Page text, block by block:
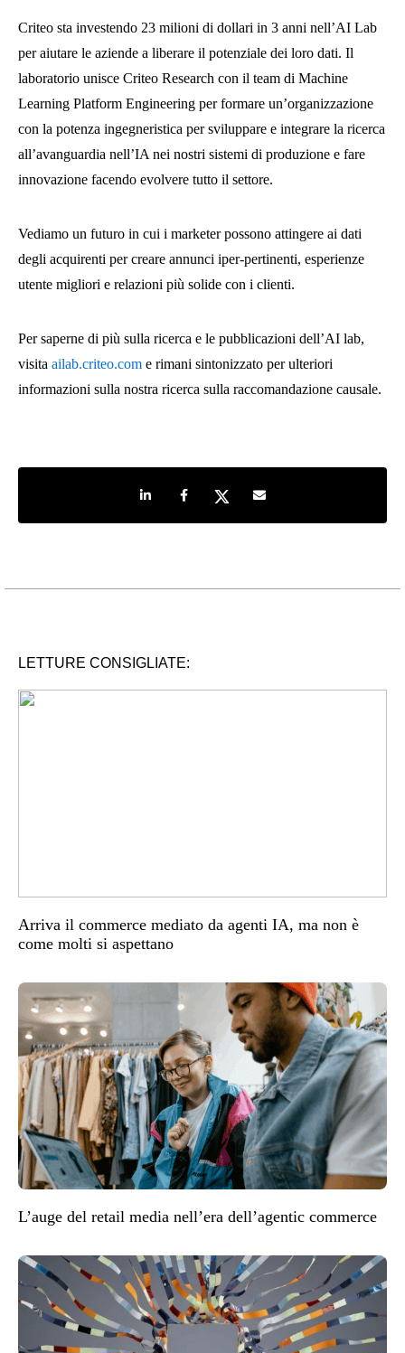
Criteo sta investendo 23 milioni di dollari in 3 anni nell’AI Lab
per aiutare le aziende a liberare il potenziale dei loro dati. Il
laboratorio unisce Criteo Research con il team di Machine
Learning Platform Engineering per formare un’organizzazione
con la potenza ingegneristica per sviluppare e integrare la ricerca
all’avanguardia nell’IA nei nostri sistemi di produzione e fare
innovazione facendo evolvere tutto il settore.
Vediamo un futuro in cui i marketer possono attingere ai dati
degli acquirenti per creare annunci iper-pertinenti, esperienze
utente migliori e relazioni più solide con i clienti.
Per saperne di più sulla ricerca e le pubblicazioni dell’AI lab,
visita ailab.criteo.com e rimani sintonizzato per ulteriori
informazioni sulla nostra ricerca sulla raccomandazione causale.
Share on LinkedIn
Share on Facebook
Share on TwitterShare by e-mail
LETTURE CONSIGLIATE:
Arriva il commerce mediato da agenti IA, ma non è
come molti si aspettano
L’auge del retail media nell’era dell’agentic commerce